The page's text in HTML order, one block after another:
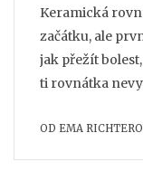
Keramická
začátku, ale
jak přežít
ti rovnátka
OD EMA